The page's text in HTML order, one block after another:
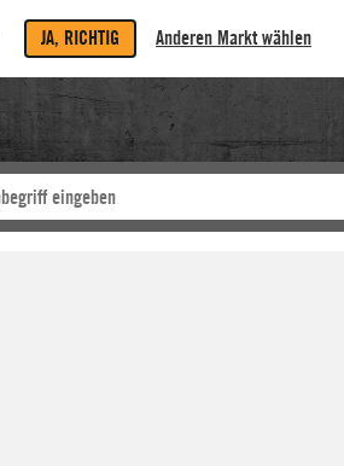
JA, RICHTIG Anderen Markt wählen